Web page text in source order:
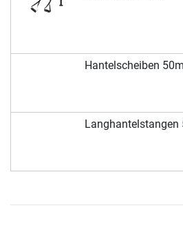
Hantelscheiben
Langhantelstangen